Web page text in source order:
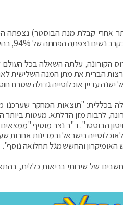
הקורונה, עלתה השאלה בכל העולם
עדיין אוכלוסייה גדולה שטרם
בכללית: "תוצאות המחקר שערכנו
לרבות מזן הדלתא. מעטות ביותר
חיסון הבוסטר". ד"ר נצר מוסיף
בישראל ובמדינות אחרות
והחשש מגל תחלואה נוסף".
של שירותי בריאות כללית,